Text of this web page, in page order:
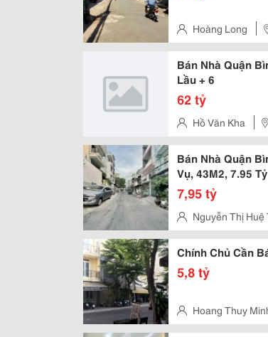
Hoàng Long
Bán Nhà Quận
Lầu + 6
62 tỷ
Hồ Văn Kha
Bán Nhà Quận
Vụ, 43M2, 7.95 Tỷ
7,95 tỷ
Nguyễn Thị Huệ
Chính Chủ Cần
5,8 tỷ
Hoang Thuy